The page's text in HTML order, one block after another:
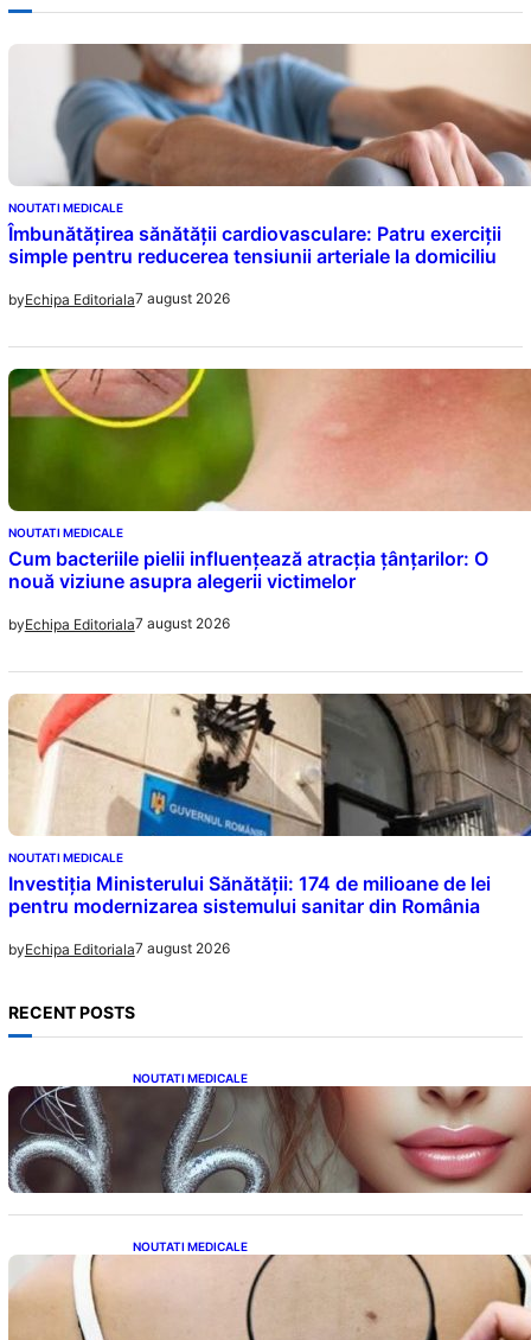
NOUTATI MEDICALE
Îmbunătățirea sănătății cardiovasculare: Patru exerciții
simple pentru reducerea tensiunii arteriale la domiciliu
byEchipa Editoriala7 august 2026
NOUTATI MEDICALE
Cum bacteriile pielii influențează atracția țânțarilor: O
nouă viziune asupra alegerii victimelor
byEchipa Editoriala7 august 2026
NOUTATI MEDICALE
Investiția Ministerului Sănătății: 174 de milioane de lei
pentru modernizarea sistemului sanitar din România
byEchipa Editoriala7 august 2026
RECENT POSTS
NOUTATI MEDICALE
Influența lui Venus: Dragoste, Noroc și
Oportunități pentru Tauri și Balanțe în
Weekendul 8-9 August
NOUTATI MEDICALE
10 Semne Ascunse ale Cancerului de Piele:
Ce Trebuie să Știm pentru a Ne Proteja